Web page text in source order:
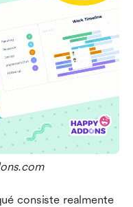
Examinemos más de cerca en qué consiste realmente